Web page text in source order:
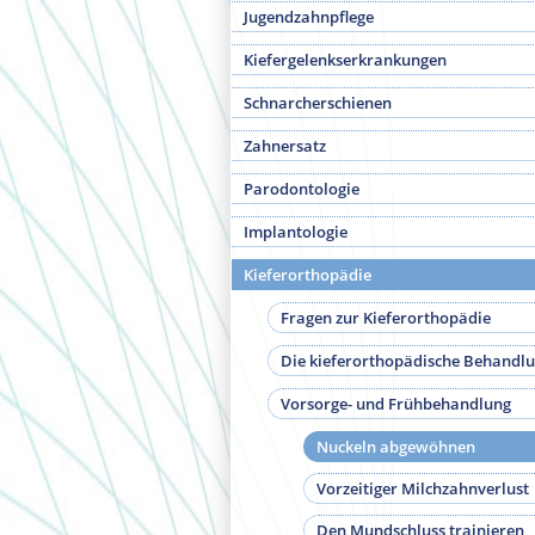
Jugendzahnpflege
Kiefergelenkserkrankungen
Schnarcherschienen
Zahnersatz
Parodontologie
Implantologie
Kieferorthopädie
Fragen zur Kieferorthopädie
Die kieferorthopädische
Vorsorge- und Frühbehandlung
Nuckeln abgewöhnen
Vorzeitiger Milchzahnverlust
Den Mundschluss trainieren